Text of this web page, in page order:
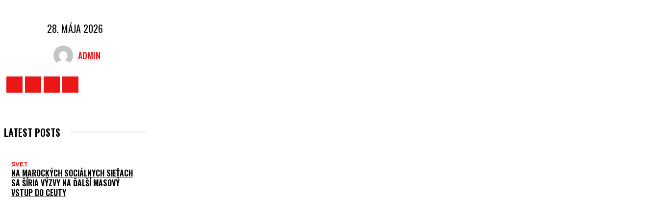
28. MÁJA 2026
ADMIN
LATEST POSTS
SVET
NA MAROCKÝCH SOCIÁLNYCH SIEŤACH
SA ŠÍRIA VÝZVY NA ĎALŠÍ MASOVÝ
VSTUP DO CEUTY